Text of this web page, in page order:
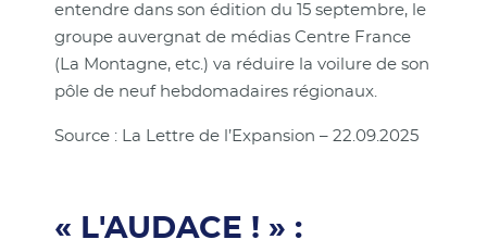
entendre dans son édition du 15 septembre, le
groupe auvergnat de médias Centre France
(La Montagne, etc.) va réduire la voilure de son
pôle de neuf hebdomadaires régionaux.
Source : La Lettre de l’Expansion – 22.09.2025
« L'AUDACE ! » :